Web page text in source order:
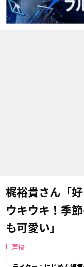
梶裕貴さん「
ウキウキ！季
も可愛い」
声優